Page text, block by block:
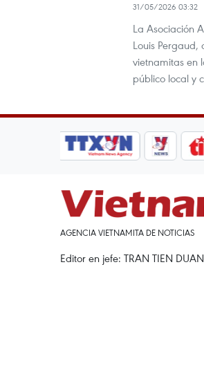
31/05/2026 03:32
La Asociación
Louis
vietnamitas en
público local y
AGENCIA VIETNAMITA DE NOTICIAS
Editor en jefe: TRAN TIEN DUAN